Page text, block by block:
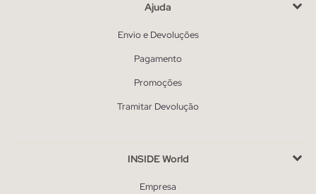
Ajuda
Envio e Devoluções
Pagamento
Promoções
Tramitar Devolução
INSIDE World
Empresa